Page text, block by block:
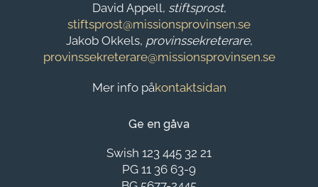
David Appell, stiftsprost,
stiftsprost@missionsprovinsen.se
Jakob Okkels, provinssekreterare,
provinssekreterare@missionsprovinsen.se
Mer info påkontaktsidan
Ge en gåva
Swish 123 445 32 21
PG 11 36 63-9